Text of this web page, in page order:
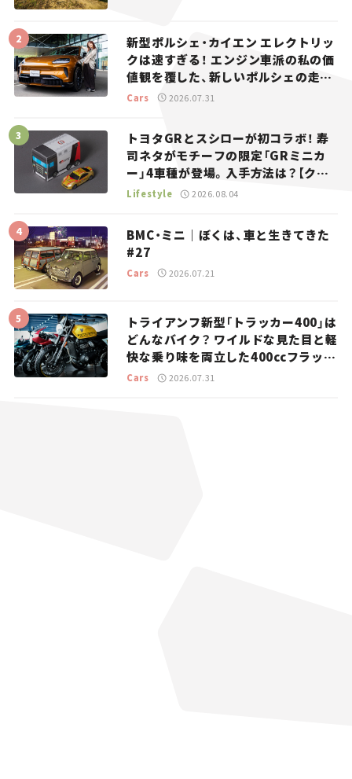
新型ポルシェ・カイエン エレクトリッ
クは速すぎる！ エンジン車派の私の価
値観を覆した、新しいポルシェの走
り。
Cars 2026.07.31
トヨタGRとスシローが初コラボ！ 寿
司ネタがモチーフの限定「GRミニカ
ー」4車種が登場。入手方法は？【クル
マとホビー】
Lifestyle 2026.08.04
BMC・ミニ｜ぼくは、車と生きてきた
#27
Cars 2026.07.21
トライアンフ新型「トラッカー400」は
どんなバイク？ ワイルドな見た目と軽
快な乗り味を両立した400ccフラット
トラッカー【試乗レビュー】
Cars 2026.07.31